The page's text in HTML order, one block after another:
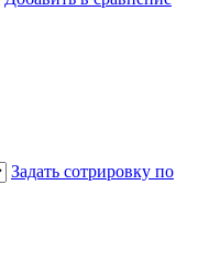
Задать сотрировку по